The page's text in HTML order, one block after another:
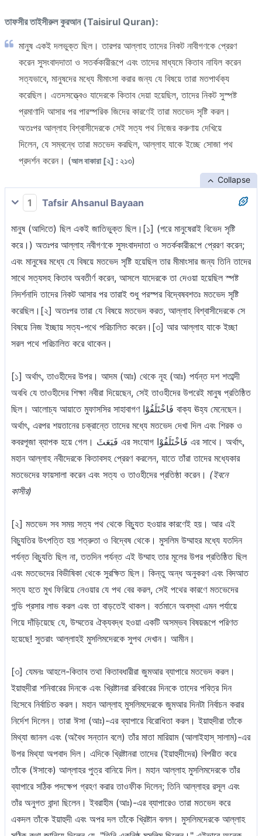
তাফসীর তাইসীরুল কুরআন (Taisirul Quran):
মানুষ একই দলভুক্ত ছিল। তারপর আল্লাহ তাদের নিকট নাবীগণকে প্রেরণ
করেন সুসংবাদদাতা ও সতর্ককারীরূপে এবং তাদের মাধ্যমে কিতাব নাযিল করেন
সত্যভাবে, মানুষদের মধ্যে মীমাংসা করার জন্য যে বিষয়ে তারা মতপার্থক্য
করেছিল। এতদসত্ত্বেও যাদেরকে কিতাব দেয়া হয়েছিল, তাদের নিকট সুস্পষ্ট
প্রমাণাদি আসার পর পারস্পরিক জিদের কারণেই তারা মতভেদ সৃষ্টি করল।
অতঃপর আল্লাহ বিশ্বাসীদেরকে সেই সত্য পথ নিজের করুণায় দেখিয়ে
দিলেন, যে সম্বন্ধে তারা মতভেদ করছিল, আল্লাহ যাকে ইচ্ছে সোজা পথ
প্রদর্শন করেন। (আল বাকারা [২] : ২১৩)
Collapse
1 Tafsir Ahsanul Bayaan
মানুষ (আদিতে) ছিল একই জাতিভুক্ত ছিল।[১] (পরে মানুষেরাই বিভেদ সৃষ্টি
করে।) অতঃপর আল্লাহ নবীগণকে সুসংবাদদাতা ও সতর্ককারীরূপে প্রেরণ করেন;
এবং মানুষের মধ্যে যে বিষয়ে মতভেদ সৃষ্টি হয়েছিল তার মীমাংসার জন্য তিনি তাদের
সাথে সত্যসহ কিতাব অবতীর্ণ করেন, আসলে যাদেরকে তা দেওয়া হয়েছিল স্পষ্ট
নিদর্শনাদি তাদের নিকট আসার পর তারাই শুধু পরস্পর বিদ্বেষবশতঃ মতভেদ সৃষ্টি
করেছিল।[২] অতঃপর তারা যে বিষয়ে মতভেদ করত, আল্লাহ বিশ্বাসীদেরকে সে
বিষয়ে নিজ ইচ্ছায় সত্য-পথে পরিচালিত করেন।[৩] আর আল্লাহ যাকে ইচ্ছা
সরল পথে পরিচালিত করে থাকেন।
[১] অর্থাৎ, তাওহীদের উপর। আদম (আঃ) থেকে নূহ (আঃ) পর্যন্ত দশ শতাব্দী
অবধি যে তাওহীদের শিক্ষা নবীরা দিয়েছেন, সেই তাওহীদের উপরেই মানুষ প্রতিষ্ঠিত
ছিল। আলোচ্য আয়াতে মুফাসসির সাহাবাগণ فَاخْتَلَفُوْا বাক্য ঊহ্য মেনেছেন।
অর্থাৎ, এরপর শয়তানের চক্রান্তে তাদের মধ্যে মতভেদ দেখা দিল এবং শিরক ও
কবরপূজা ব্যাপক হয়ে গেল। فَبَعَثَ এর সংযোগ فَاخْتَلَفُوْا এর সাথে। অর্থাৎ,
মহান আল্লাহ নবীদেরকে কিতাবসহ প্রেরণ করলেন, যাতে তাঁরা তাদের মধ্যেকার
মতভেদের ফায়সালা করেন এবং সত্য ও তাওহীদের প্রতিষ্ঠা করেন। (ইবনে
কাসীর)
[২] মতভেদ সব সময় সত্য পথ থেকে বিচ্যুত হওয়ার কারণেই হয়। আর এই
বিচ্যুতির উৎপত্তি হয় শত্রুতা ও বিদ্বেষ থেকে। মুসলিম উম্মাহর মধ্যে যতদিন
পর্যন্ত বিচ্যুতি ছিল না, ততদিন পর্যন্ত এই উম্মাহ তার মূলের উপর প্রতিষ্ঠিত ছিল
এবং মতভেদের বিভীষিকা থেকে সুরক্ষিত ছিল। কিন্তু অন্ধ অনুকরণ এবং বিদআত
সত্য হতে মুখ ফিরিয়ে নেওয়ার যে পথ বের করল, সেই পথের কারণে মতভেদের
গন্ডি প্রসার লাভ করল এবং তা বাড়তেই থাকল। বর্তমানে অবস্থা এমন পর্যায়ে
গিয়ে দাঁড়িয়েছে যে, উম্মতের ঐক্যবদ্ধ হওয়া একটি অসম্ভব বিষয়রূপে পরিণত
হয়েছে! সুতরাং আল্লাহই মুসলিমদেরকে সুপথ দেখান। আমীন।
[৩] যেমনঃ আহলে-কিতাব তথা কিতাবধারীরা জুমআর ব্যাপারে মতভেদ করল।
ইয়াহুদীরা শনিবারের দিনকে এবং খ্রিষ্টানরা রবিবারের দিনকে তাদের পবিত্র দিন
হিসেবে নির্বাচিত করল। মহান আল্লাহ মুসলিমদেরকে জুমআর দিনটা নির্বাচন করার
নির্দেশ দিলেন। তারা ঈসা (আঃ)-এর ব্যাপারে বিরোধিতা করল। ইয়াহুদীরা তাঁকে
মিথ্যা জানল এবং (অবৈধ সন্তান বলে) তাঁর মাতা মারিয়াম (আলাইহাস্ সালাম)-এর
উপর মিথ্যা অপবাদ দিল। এদিকে খ্রিষ্টানরা তাদের (ইয়াহুদীদের) বিপরীত করে
তাঁকে (ঈসাকে) আল্লাহর পুত্র বানিয়ে দিল। মহান আল্লাহ মুসলিমদেরকে তাঁর
ব্যাপারে সঠিক পদক্ষেপ গ্রহণ করার তাওফীক দিলেন; তিনি আল্লাহর রসূল এবং
তাঁর অনুগত বান্দা ছিলেন। ইবরাহীম (আঃ)-এর ব্যাপারেও তারা মতভেদ করে
একদল তাঁকে ইয়াহুদী এবং অপর দল তাঁকে খ্রিষ্টান বলল। মুসলিমদেরকে আল্লাহ